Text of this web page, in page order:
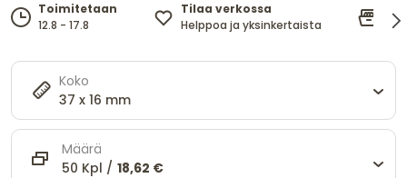
Toimitetaan
12.8 - 17.8
Tilaa verkossa
Helppoa ja yksinkertaista
Koko
37 x 16 mm
Määrä
50 Kpl / 18,62 €